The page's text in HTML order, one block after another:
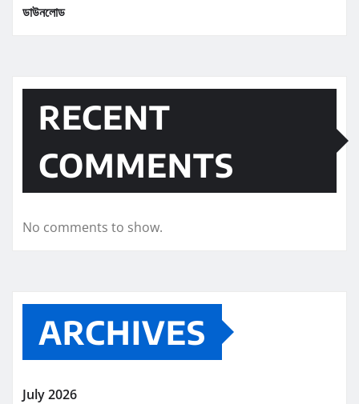
ডাউনলোড
RECENT
COMMENTS
No comments to show.
ARCHIVES
July 2026